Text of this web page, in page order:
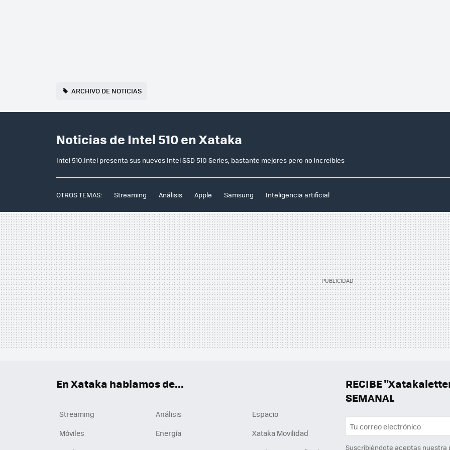
ARCHIVO DE NOTICIAS
Noticias de Intel 510 en Xataka
Intel 510:Intel presenta sus nuevos Intel SSD 510 Series, bastante mejores pero no increíbles
OTROS TEMAS: Streaming Análisis Apple Samsung Inteligencia artificial
RECIBE
SEMANAL
Suscribiéndote aceptas nuestra
En Xataka hablamos de...
Streaming Análisis
Espacio
Móviles
Energía
Xataka Movilidad